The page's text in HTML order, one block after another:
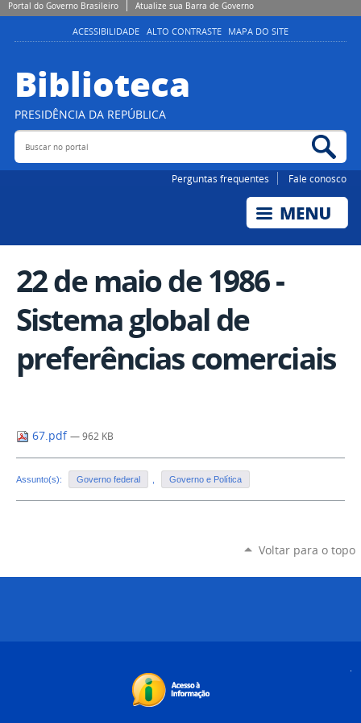
Portal do Governo Brasileiro Atualize sua Barra de Governo
ACESSIBILIDADE ALTO CONTRASTE MAPA DO SITE
Biblioteca
PRESIDÊNCIA DA REPÚBLICA
Buscar no portal
Perguntas frequentes Fale conosco
22 de maio de 1986 -
Sistema global de
preferências comerciais
67.pdf — 962 KB
Assunto(s): Governo federal Governo e Política
Voltar para o topo